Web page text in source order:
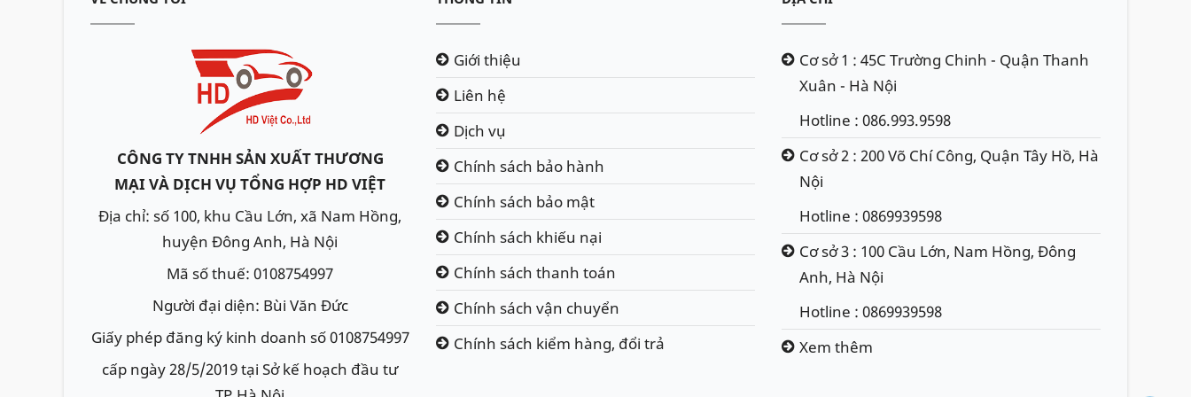
CÔNG TY TNHH SẢN XUẤT THƯƠNG
MẠI VÀ DỊCH VỤ TỔNG HỢP HD VIỆT
Địa chỉ: số 100, khu Cầu Lớn, xã Nam Hồng,
huyện Đông Anh, Hà Nội
Mã số thuế: 0108754997
Người đại diện: Bùi Văn Đức
Giấy phép đăng ký kinh doanh số 0108754997
cấp ngày 28/5/2019 tại Sở kế hoạch đầu tư
Giới thiệu
Liên hệ
Dịch vụ
Chính sách bảo hành
Chính sách bảo mật
Chính sách khiếu nại
Chính sách thanh toán
Chính sách vận chuyển
Chính sách kiểm hàng, đổi trả
Cơ sở 1 : 45C Trường Chinh - Quận Thanh
Xuân - Hà Nội
Hotline : 086.993.9598
Cơ sở 2 : 200 Võ Chí Công, Quận Tây Hồ, Hà
Nội
Hotline : 0869939598
Cơ sở 3 : 100 Cầu Lớn, Nam Hồng, Đông
Anh, Hà Nội
Hotline : 0869939598
Xem thêm